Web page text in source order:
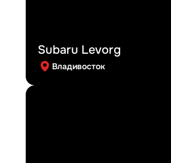
Subaru Levorg
Владивосток